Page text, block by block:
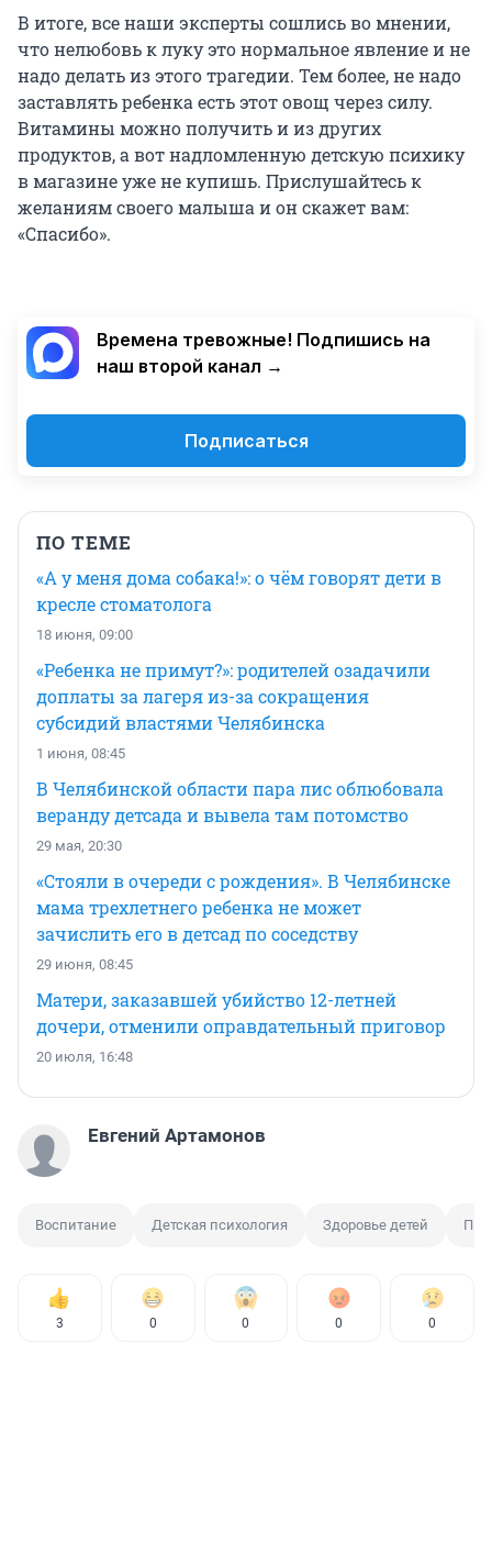
В итоге, все наши эксперты сошлись во мнении,
что нелюбовь к луку это нормальное явление и не
надо делать из этого трагедии. Тем более, не надо
заставлять ребенка есть этот овощ через силу.
Витамины можно получить и из других
продуктов, а вот надломленную детскую психику
в магазине уже не купишь. Прислушайтесь к
желаниям своего малыша и он скажет вам:
«Спасибо».
Времена тревожные! Подпишись на
наш второй канал →
Подписаться
ПО ТЕМЕ
«А у меня дома собака!»: о чём говорят дети в
кресле стоматолога
18 июня, 09:00
«Ребенка не примут?»: родителей озадачили
доплаты за лагеря из-за сокращения
субсидий властями Челябинска
1 июня, 08:45
В Челябинской области пара лис облюбовала
веранду детсада и вывела там потомство
29 мая, 20:30
«Стояли в очереди с рождения». В Челябинске
мама трехлетнего ребенка не может
зачислить его в детсад по соседству
29 июня, 08:45
Матери, заказавшей убийство 12-летней
дочери, отменили оправдательный приговор
20 июля, 16:48
Евгений Артамонов
Воспитание Детская психология Здоровье детей
3 0 0 0 0